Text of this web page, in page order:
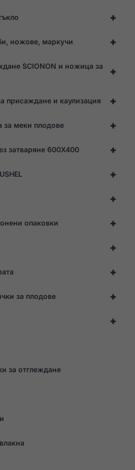
+
+
ножове, маркучи
+
SCIONON и ножица за
+
присаждане и каулизация
+
за меки плодове
+
затваряне 600X400
+
+
+
опаковки
+
+
+
за плодове
+
за отглеждане
уебсайта въз
основа на начина,
използва.
Опит
уебсайт да
най-добре
функции ще
поведението си,
съдържание и
оферти.